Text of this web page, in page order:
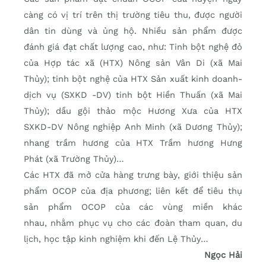
càng có vị trí trên thị trường tiêu thu, được người
dân tin dùng và ủng hộ. Nhiều sản phẩm được
đánh giá đạt chất lượng cao, như: Tinh bột nghệ đỏ
của Hợp tác xã (HTX) Nông sản Vân Di (xã Mai
Thủy); tinh bột nghệ của HTX Sản xuất kinh doanh-
dịch vụ (SXKD -DV) tinh bột Hiền Thuấn (xã Mai
Thủy); dầu gội thảo mộc Hương Xưa của HTX
SXKD-DV Nông nghiệp Anh Minh (xã Dương Thủy);
nhang trầm hương của HTX Trầm hương Hưng
Phát (xã Trường Thủy)…
Các HTX đã mở cửa hàng trưng bày, giới thiệu sản
phẩm OCOP của địa phương; liên kết để tiêu thụ
sản phẩm OCOP của các vùng miền khác
nhau, nhằm phục vụ cho các đoàn tham quan, du
lịch, học tập kinh nghiệm khi đến Lệ Thủy…
Ngọc Hải